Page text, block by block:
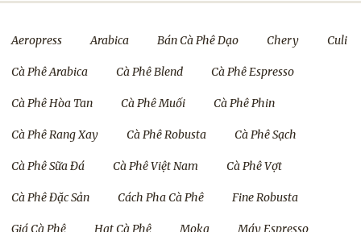
Aeropress Arabica Bán Cà Phê Dạo Chery Culi
Cà Phê Arabica Cà Phê Blend Cà Phê Espresso
Cà Phê Hòa Tan Cà Phê Muối Cà Phê Phin
Cà Phê Rang Xay Cà Phê Robusta Cà Phê Sạch
Cà Phê Sữa Đá Cà Phê Việt Nam Cà Phê Vợt
Cà Phê Đặc Sản Cách Pha Cà Phê Fine Robusta
Giá Cà Phê Hạt Cà Phê Moka Máy Espresso